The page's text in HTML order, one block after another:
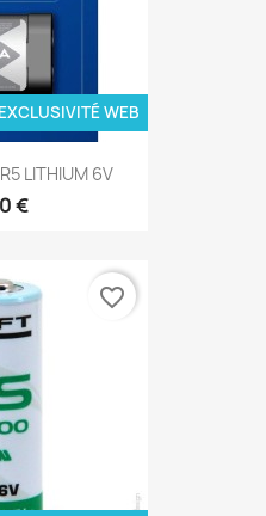
LITHIUM 6V
€
EXCLUSIVITÉ WEB
favorite_border